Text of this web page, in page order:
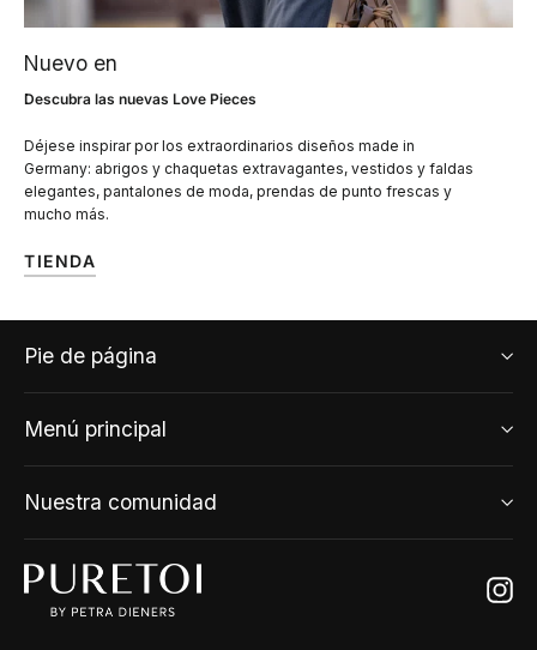
Nuevo en
Descubra las nuevas Love Pieces
Déjese inspirar por los extraordinarios diseños made in
Germany: abrigos y chaquetas extravagantes, vestidos y faldas
elegantes, pantalones de moda, prendas de punto frescas y
mucho más.
TIENDA
Pie de página
Menú principal
Nuestra comunidad